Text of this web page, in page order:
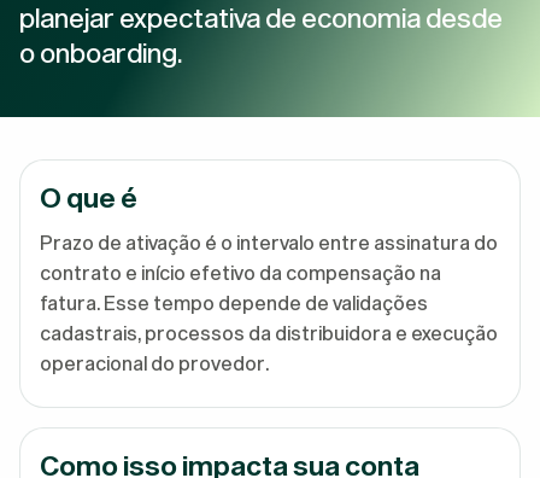
planejar expectativa de economia desde
o onboarding.
O que é
Prazo de ativação é o intervalo entre assinatura do
contrato e início efetivo da compensação na
fatura. Esse tempo depende de validações
cadastrais, processos da distribuidora e execução
operacional do provedor.
Como isso impacta sua conta